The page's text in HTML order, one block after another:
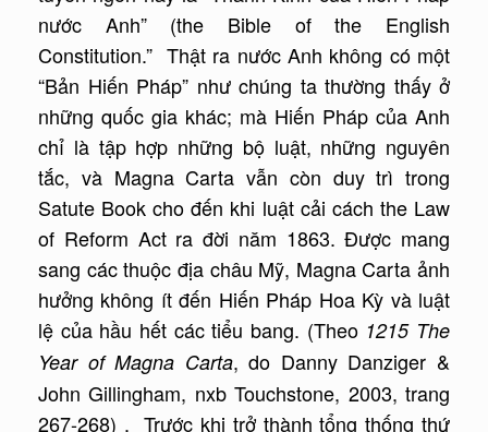
nước Anh” (the Bible of the English
Constitution.” Thật ra nước Anh không có một
“Bản Hiến Pháp” như chúng ta thường thấy ở
những quốc gia khác; mà Hiến Pháp của Anh
chỉ là tập hợp những bộ luật, những nguyên
tắc, và Magna Carta vẫn còn duy trì trong
Satute Book cho đến khi luật cải cách the Law
of Reform Act ra đời năm 1863. Được mang
sang các thuộc địa châu Mỹ, Magna Carta ảnh
hưởng không ít đến Hiến Pháp Hoa Kỳ và luật
lệ của hầu hết các tiểu bang. (Theo1215 The
Year of Magna Carta, do Danny Danziger &
John Gillingham, nxb Touchstone, 2003, trang
267-268) . Trước khi trở thành tổng thống thứ